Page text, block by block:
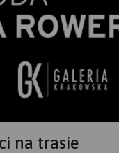
na trasie